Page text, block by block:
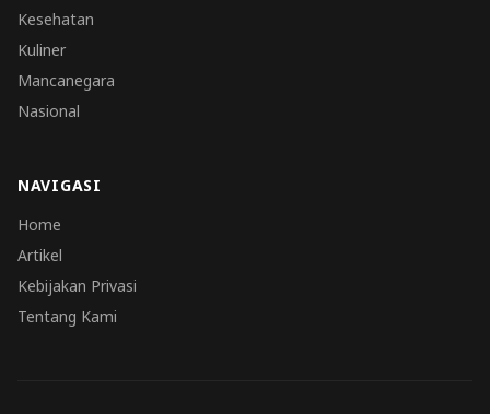
Kesehatan
Kuliner
Mancanegara
Nasional
NAVIGASI
Home
Artikel
Kebijakan Privasi
Tentang Kami